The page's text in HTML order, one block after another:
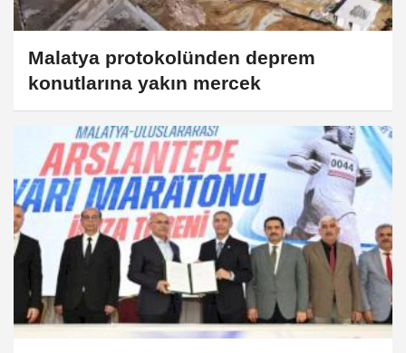
Malatya protokolünden deprem
konutlarına yakın mercek